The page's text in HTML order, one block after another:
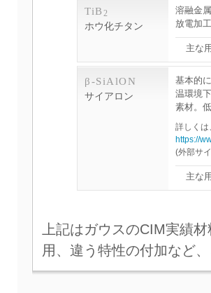
TiB 2
ホウ化チタン
溶融金
放電加
主な
β-SiAlON
サイアロン
基本的
温環境
素材。
詳しくは
https://
(外部サ
主な
上記はガウスのCIM実績
用、違う特性の付加など